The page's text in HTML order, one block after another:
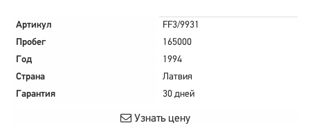
Артикул
FF3/9931
Пробег
165000
Год
1994
Страна
Латвия
Гарантия
30 дней
Узнать цену